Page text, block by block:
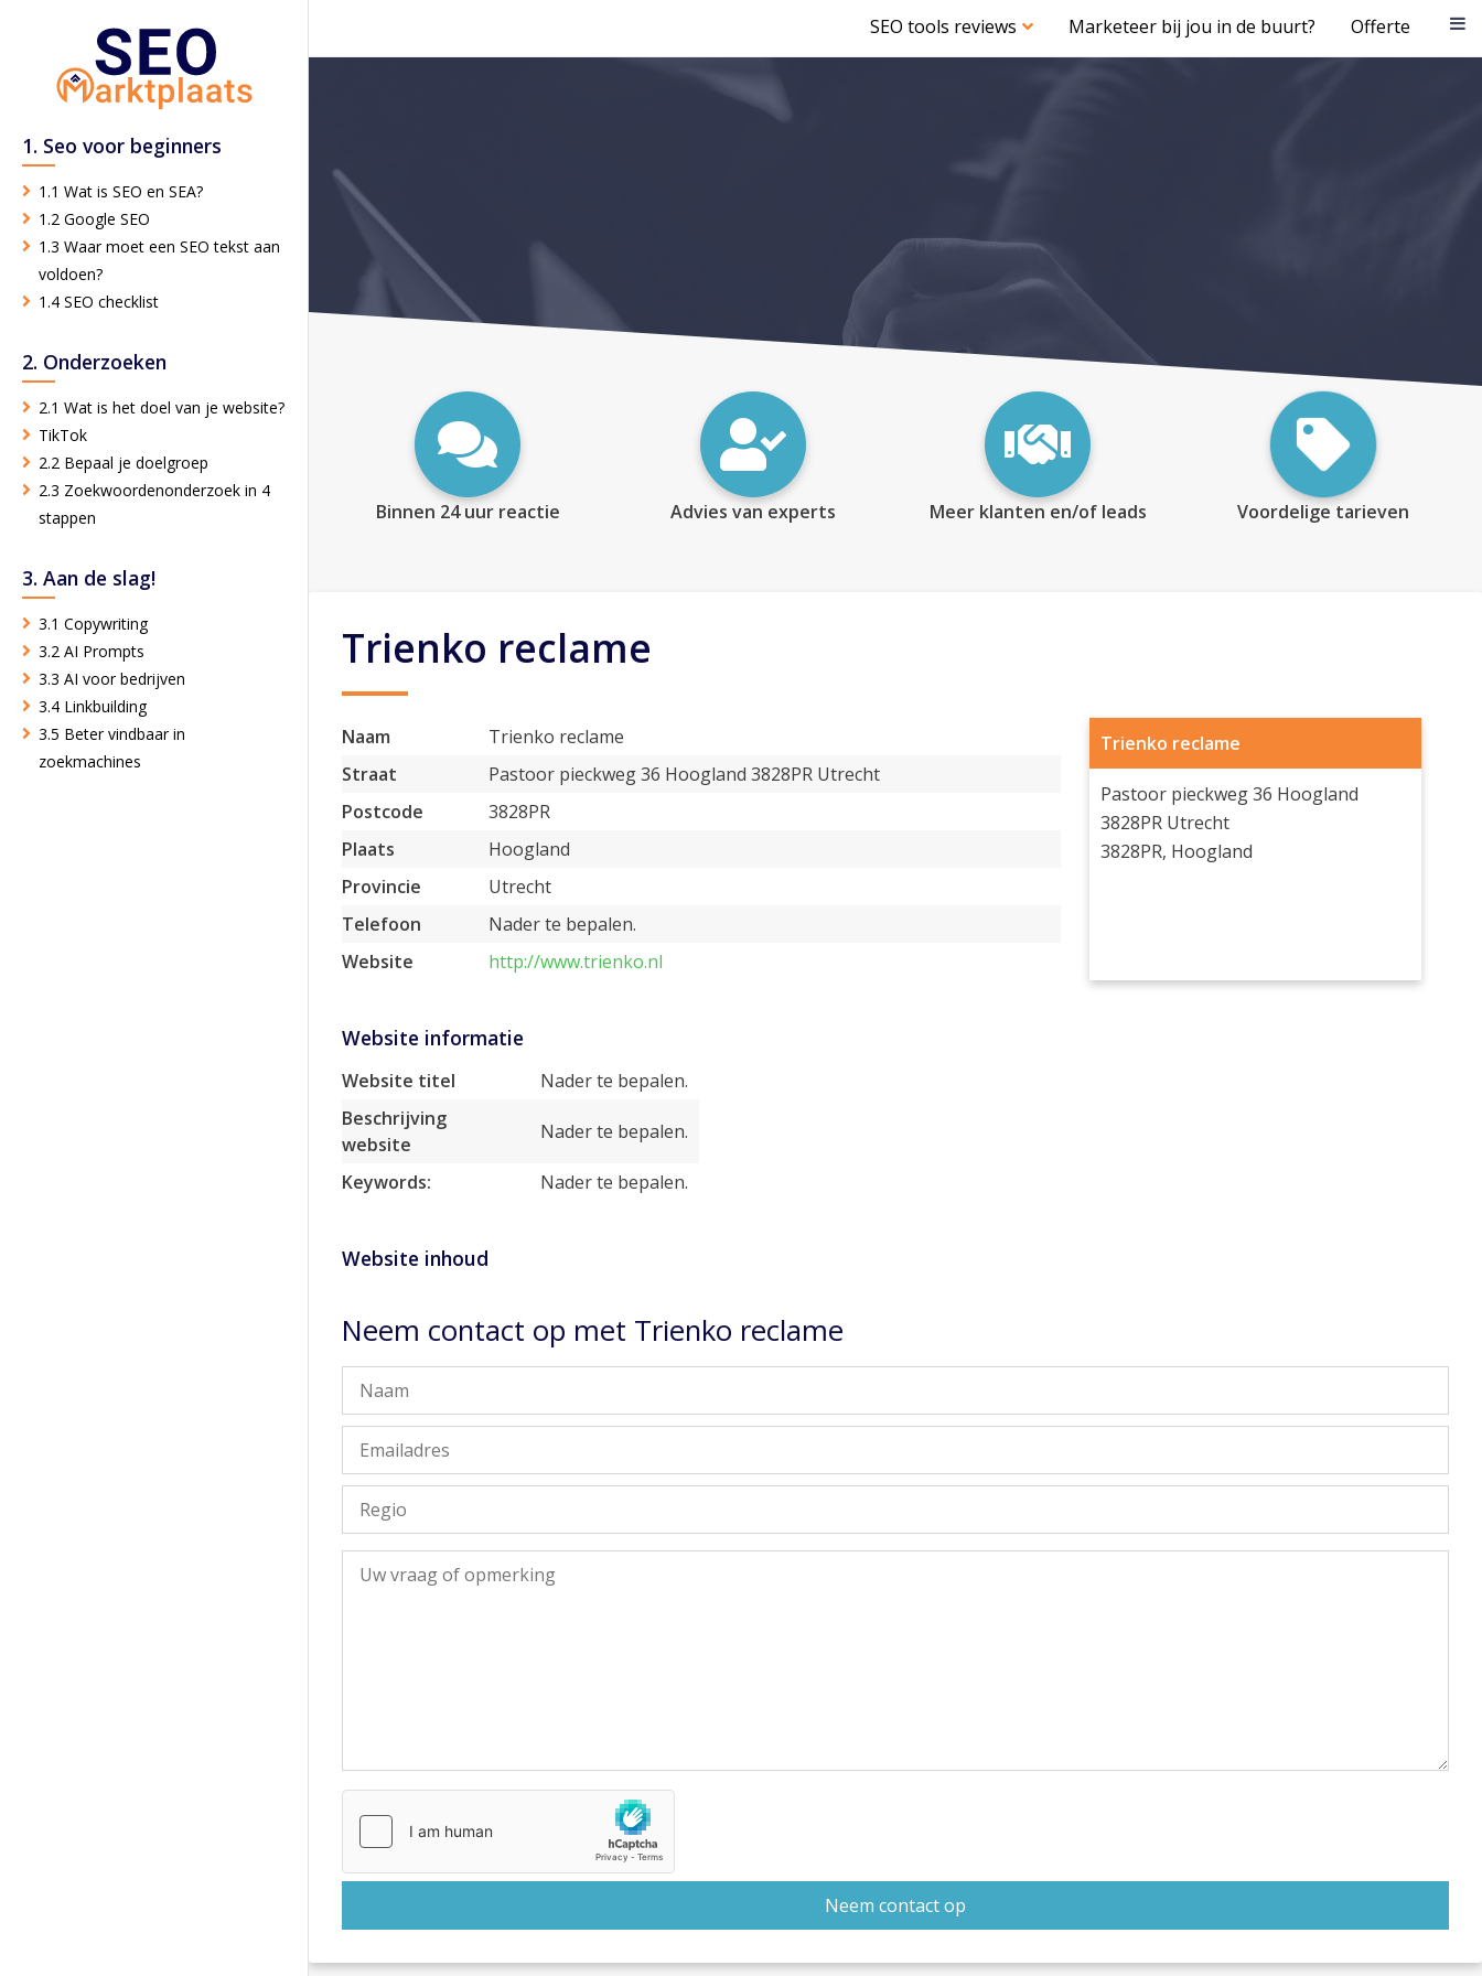
SEO tools reviews Marketeer bij jou in de buurt? Offerte
1. Seo voor beginners
1.1 Wat is SEO en SEA?
1.2 Google SEO
1.3 Waar moet een SEO tekst aan
voldoen?
1.4 SEO checklist
2. Onderzoeken
2.1 Wat is het doel van je website?
TikTok
2.2 Bepaal je doelgroep
2.3 Zoekwoordenonderzoek in 4
stappen
3. Aan de slag!
3.1 Copywriting
3.2 AI Prompts
3.3 AI voor bedrijven
3.4 Linkbuilding
3.5 Beter vindbaar in
zoekmachines
Binnen 24 uur reactie Advies van experts Meer klanten en/of leads Voordelige tarieven
Trienko reclame
Naam
Trienko reclame
Straat
Pastoor pieckweg 36 Hoogland 3828PR Utrecht
Postcode
3828PR
Plaats
Hoogland
Provincie
Utrecht
Telefoon
Nader te bepalen.
Website
http://www.trienko.nl
Trienko reclame
Pastoor pieckweg 36 Hoogland
3828PR Utrecht
3828PR, Hoogland
Website informatie
Website titel
Nader te bepalen.
Beschrijving
website
Nader te bepalen.
Keywords: Nader te bepalen.
Website inhoud
Neem contact op met Trienko reclame